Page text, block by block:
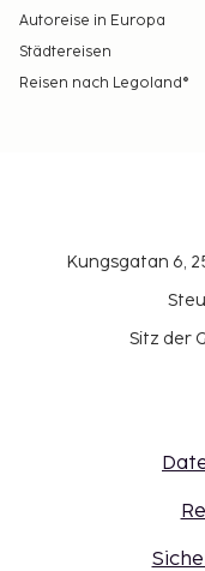
Autoreise in Europa
Städtereisen
Reisen nach Legoland®
Kungsgatan 6,
Sitz der